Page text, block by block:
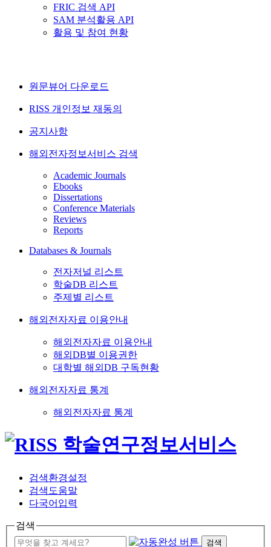
FRIC 검색 API
SAM 분석활용 API
활용 및 참여 현황
원문뷰어 다운로드
RISS 개인정보 재동의
공지사항
해외전자정보서비스 검색
Academic Journals
Ebooks
Dissertations
Conference Materials
Reviews
Reports
Databases & Journals
전자저널 리스트
학술DB 리스트
주제별 리스트
해외전자자료 이용안내
해외전자자료 이용안내
해외DB별 이용권한
대학별 해외DB 구독현황
해외전자자료 통계
해외전자자료 통계
검색환경설정
검색도움말
다국어입력
검색
검색